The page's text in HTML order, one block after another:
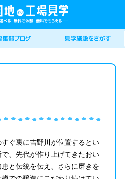
ぐ裏に吉野川が位置するとい
、先代が作り上げてきたおい
と伝統を伝え、さらに磨きを